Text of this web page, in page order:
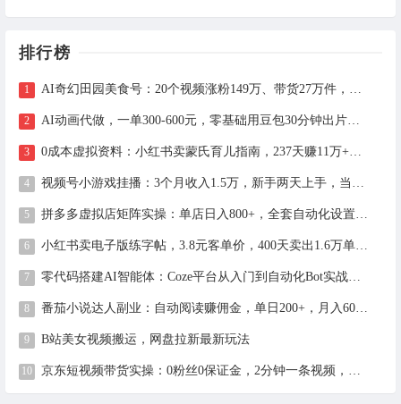
排行榜
AI奇幻田园美食号：20个视频涨粉149万、带货27万件，手把手拆解教程（含工具）
AI动画代做，一单300-600元，零基础用豆包30分钟出片，长期接单渠道公开
0成本虚拟资料：小红书卖蒙氏育儿指南，237天赚11万+（附全流程操作）
视频号小游戏挂播：3个月收入1.5万，新手两天上手，当天见收益
拼多多虚拟店矩阵实操：单店日入800+，全套自动化设置教学
小红书卖电子版练字帖，3.8元客单价，400天卖出1.6万单的全流程拆解
零代码搭建AI智能体：Coze平台从入门到自动化Bot实战全攻略
番茄小说达人副业：自动阅读赚佣金，单日200+，月入6000-15000
B站美女视频搬运，网盘拉新最新玩法
京东短视频带货实操：0粉丝0保证金，2分钟一条视频，新手日赚1千+